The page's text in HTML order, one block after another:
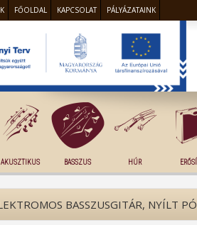
FŐOLDAL KAPCSOLAT PÁLYÁZATAINK
AKUSZTIKUS BASSZUS HÚR
BASSZUSGITÁR, NYÍLT